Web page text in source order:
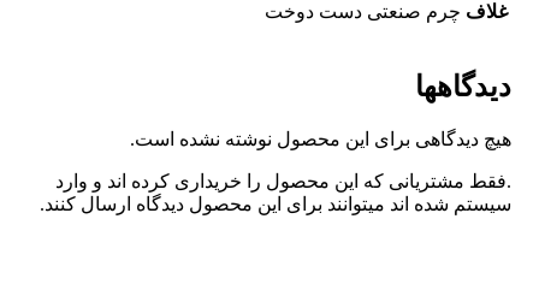
غلاف چرم صنعتی دست دوخت
دیدگاهها
هیچ دیدگاهی برای این محصول نوشته نشده است.
.فقط مشتریانی که این محصول را خریداری کرده اند و وارد
سیستم شده اند میتوانند برای این محصول دیدگاه ارسال کنند.